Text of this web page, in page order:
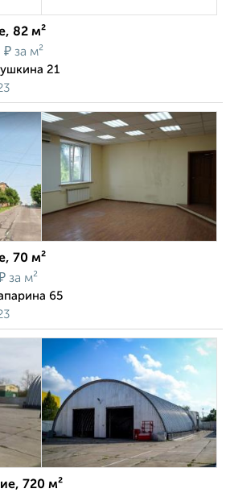
82 м²
₽ за м²
21
70 м²
за м²
65
720 м²